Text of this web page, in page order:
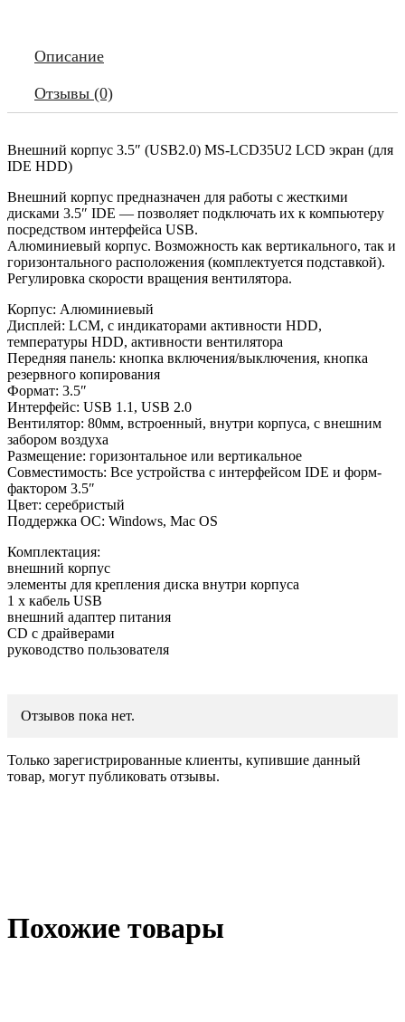
Описание
Отзывы (0)
Внешний корпус 3.5″ (USB2.0) MS-LCD35U2 LCD экран (для
IDE HDD)
Внешний корпус предназначен для работы с жесткими
дисками 3.5″ IDE — позволяет подключать их к компьютеру
посредством интерфейса USB.
Алюминиевый корпус. Возможность как вертикального, так и
горизонтального расположения (комплектуется подставкой).
Регулировка скорости вращения вентилятора.
Корпус: Алюминиевый
Дисплей: LCM, с индикаторами активности HDD,
температуры HDD, активности вентилятора
Передняя панель: кнопка включения/выключения, кнопка
резервного копирования
Формат: 3.5″
Интерфейс: USB 1.1, USB 2.0
Вентилятор: 80мм, встроенный, внутри корпуса, с внешним
забором воздуха
Размещение: горизонтальное или вертикальное
Совместимость: Все устройства с интерфейсом IDE и форм-
фактором 3.5″
Цвет: серебристый
Поддержка ОС: Windows, Mac OS
Комплектация:
внешний корпус
элементы для крепления диска внутри корпуса
1 x кабель USB
внешний адаптер питания
CD с драйверами
руководство пользователя
Отзывов пока нет.
Только зарегистрированные клиенты, купившие данный
товар, могут публиковать отзывы.
Похожие товары